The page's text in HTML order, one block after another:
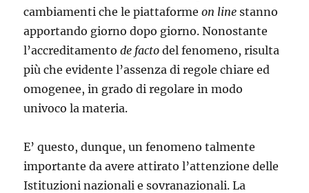
cambiamenti che le piattaformeon line stanno
ap­portando giorno dopo giorno. Nonostante
l’accreditamentode facto del fe­nomeno, risulta
più che evidente l’assenza di regole chiare ed
omoge­nee, in grado di regolare in modo
univoco la materia.
E’ questo, dunque, un fenomeno talmente
importante da avere attirato l’attenzione delle
Istituzioni nazionali e sovranazionali. La